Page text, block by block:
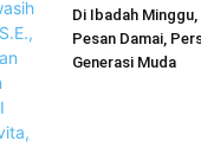
Di Ibadah
Pesan Damai,
Generasi Muda